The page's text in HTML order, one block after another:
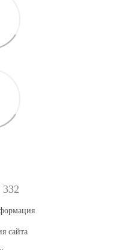
332
сайта